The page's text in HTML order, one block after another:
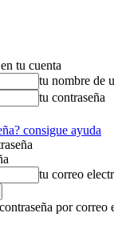
tu cuenta
tu nombre de
tu contraseña
consigue ayuda
tu correo
por correo